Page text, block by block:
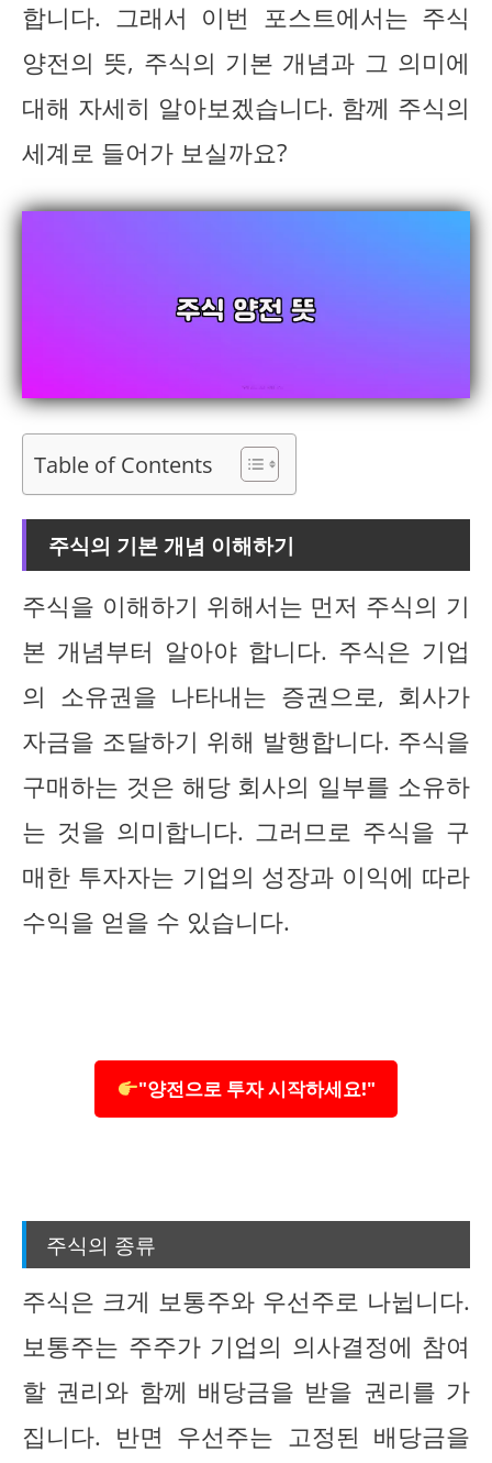
합니다. 그래서 이번 포스트에서는 주식
양전의 뜻, 주식의 기본 개념과 그 의미에
대해 자세히 알아보겠습니다. 함께 주식의
세계로 들어가 보실까요?
Table of Contents
주식의 기본 개념 이해하기
주식을 이해하기 위해서는 먼저 주식의 기
본 개념부터 알아야 합니다. 주식은 기업
의 소유권을 나타내는 증권으로, 회사가
자금을 조달하기 위해 발행합니다. 주식을
구매하는 것은 해당 회사의 일부를 소유하
는 것을 의미합니다. 그러므로 주식을 구
매한 투자자는 기업의 성장과 이익에 따라
수익을 얻을 수 있습니다.
"양전으로 투자 시작하세요!"
주식의 종류
주식은 크게 보통주와 우선주로 나뉩니다.
보통주는 주주가 기업의 의사결정에 참여
할 권리와 함께 배당금을 받을 권리를 가
집니다. 반면 우선주는 고정된 배당금을